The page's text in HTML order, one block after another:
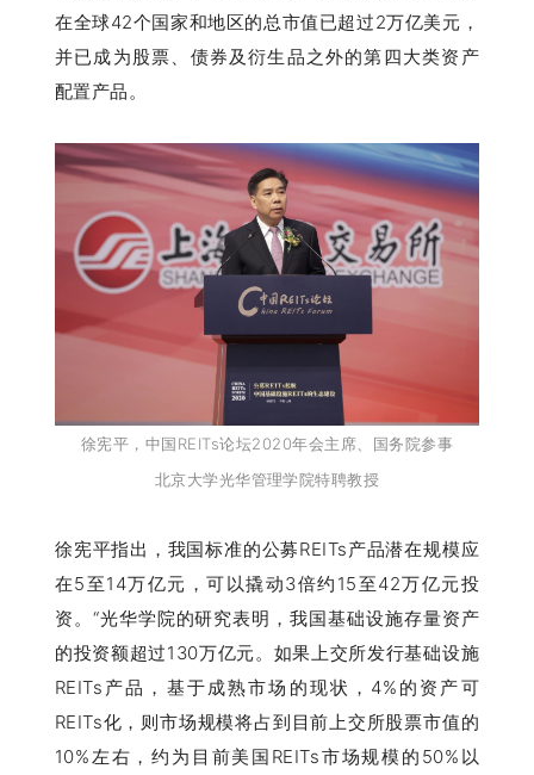
在全球42个国家和地区的总市值已超过2万亿美元，
并已成为股票、债券及衍生品之外的第四大类资产
配置产品。
徐宪平，中国REITs论坛2020年会主席、国务院参事
北京大学光华管理学院特聘教授
徐宪平指出，我国标准的公募REITs产品潜在规模应
在5至14万亿元，可以撬动3倍约15至42万亿元投
资。“光华学院的研究表明，我国基础设施存量资产
的投资额超过130万亿元。如果上交所发行基础设施
REITs产品，基于成熟市场的现状，4%的资产可
REITs化，则市场规模将占到目前上交所股票市值的
10%左右，约为目前美国REITs市场规模的50%以